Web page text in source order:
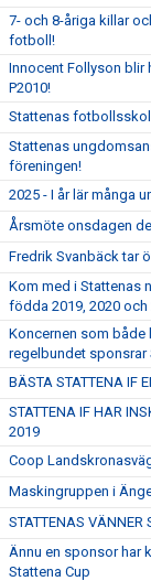
7- och 8-åriga killar
fotboll!
Innocent Follyson blir
P2010!
Stattenas
Stattenas
föreningen!
2025 - I år lär många
Årsmöte onsdagen
Fredrik Svanbäck tar
Kom med i Stattenas
födda 2019, 2020 och
Koncernen som både
regelbundet sponsrar
BÄSTA STATTENA IF
STATTENA IF HAR
2019
Coop
Maskingruppen i
STATTENAS VÄNNER
Ännu en sponsor har
Stattena Cup